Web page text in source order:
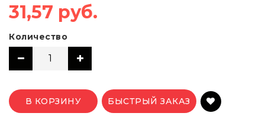
31,57 руб.
Количество
В КОРЗИНУ БЫСТРЫЙ ЗАКАЗ